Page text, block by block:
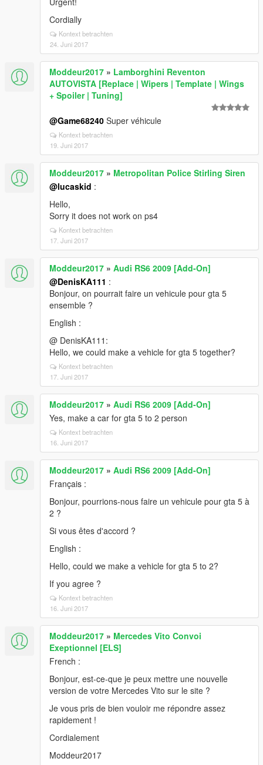
Cordially
Kontext betrachten
24. Juni 2017
Moddeur2017 » Lamborghini Reventon
AUTOVISTA [Replace | Wipers | Template | Wings
+ Spoiler | Tuning]
@Game68240 Super véhicule
Kontext betrachten
19. Juni 2017
Moddeur2017 » Metropolitan Police Stirling Siren
@lucaskid :
Hello,
Sorry it does not work on ps4
Kontext betrachten
17. Juni 2017
Moddeur2017 » Audi RS6 2009 [Add-On]
@DenisKA111 :
Bonjour, on pourrait faire un vehicule pour gta 5
ensemble ?
English :
@ DenisKA111:
Hello, we could make a vehicle for gta 5 together?
Kontext betrachten
17. Juni 2017
Moddeur2017 » Audi RS6 2009 [Add-On]
Yes, make a car for gta 5 to 2 person
Kontext betrachten
16. Juni 2017
Moddeur2017 » Audi RS6 2009 [Add-On]
Français :
Bonjour, pourrions-nous faire un vehicule pour gta 5 à
2 ?
Si vous êtes d'accord ?
English :
Hello, could we make a vehicle for gta 5 to 2?
If you agree ?
Kontext betrachten
16. Juni 2017
Moddeur2017 » Mercedes Vito Convoi
Exeptionnel [ELS]
French :
Bonjour, est-ce-que je peux mettre une nouvelle
version de votre Mercedes Vito sur le site ?
Je vous pris de bien vouloir me répondre assez
rapidement !
Cordialement
Moddeur2017